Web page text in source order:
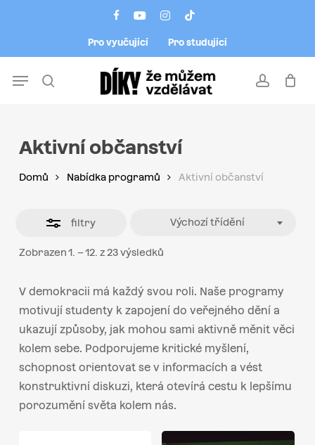
facebookyoutubeinstagram
tiktok
Pro vyučující Pro studující
account
Menu
Aktivní občanství
Domů Nabídka programů Aktivní občanství
filtry
Zobrazen 1. – 12. z 23 výsledků
Výchozí třídění
V demokracii má každý svou roli. Naše programy
motivují studenty k zapojení do veřejného dění a
ukazují způsoby, jak mohou sami aktivně měnit věci
kolem sebe. Podporujeme kritické myšlení,
schopnost orientovat se v informacích a vést
konstruktivní diskuzi, která otevírá cestu k lepšímu
porozumění světa kolem nás.